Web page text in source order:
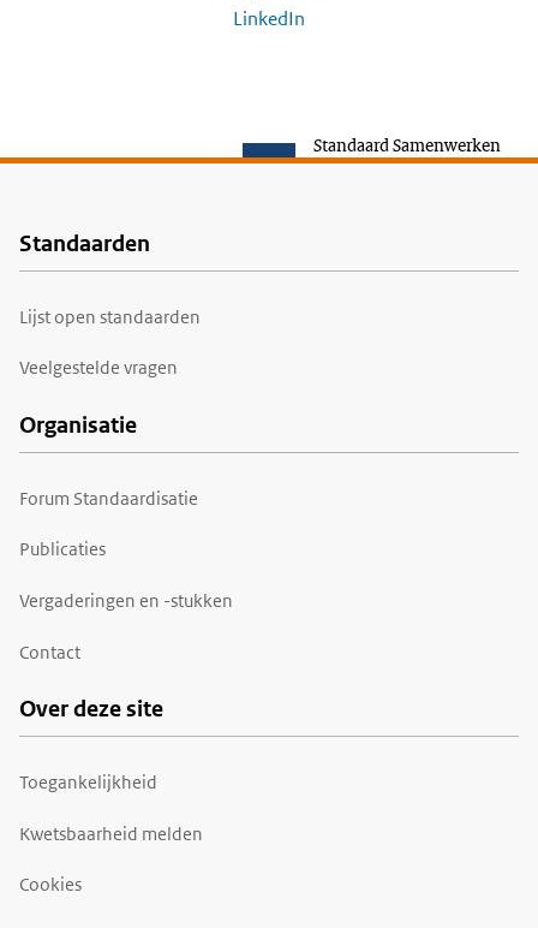
LinkedIn
Standaard Samenwerken
Voet
Standaarden
Lijst open standaarden
Veelgestelde vragen
Organisatie
Forum Standaardisatie
Publicaties
Vergaderingen en -stukken
Contact
Over deze site
Toegankelijkheid
Kwetsbaarheid melden
Cookies